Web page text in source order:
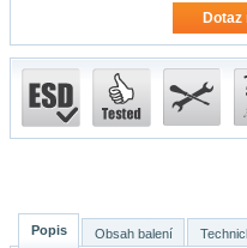
Dotaz
Popis Obsah balení